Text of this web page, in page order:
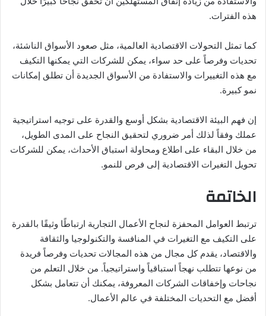
هذه الفترات.
كما تمثل التحولات الاقتصادية العالمية، مثل صعود الأسواق الناشئة،
تحديات وفرصاً على حد سواء، يمكن للشركات التي يمكنها التكيف
مع هذه التغييرات والاستفادة من الأسواق الجديدة أن تطلق إمكانات
نمو كبيرة.
إن فهم البيئة الاقتصادية بشكل أوسع والقدرة على توجيه استراتيجية
عملك وفقاً لذلك أمر ضروري لتحقيق النجاح على المدى الطويل،
من خلال البقاء على اطلاع ومحاولة استباق الأحداث، يمكن للشركات
تحويل التغيرات الاقتصادية إلى فرص للنمو.
الخاتمة
ترتبط العوامل المحفزة لنجاح الأعمال التجارية ارتباطًا وثيقًا بالقدرة
على التكيف مع التغيرات في المنافسة والتكنولوجيا والثقافة
والاقتصاد، يقدم كل مجال من هذه المجالات تحديات وفرصاً فريدة
من نوعها تتطلب نهجاً استباقياً واستراتيجياً. من خلال التعلم من
نجاحات وإخفاقات الشركات المعروفة، يمكنك أن تتعامل بشكل
أفضل مع التحديات المختلفة في عالم الأعمال.